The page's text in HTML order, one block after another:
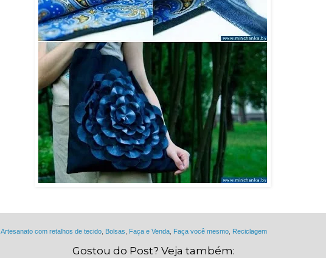
Artesanato com retalhos de tecido Bolsas Faça e Venda Faça você mesmo Reciclagem
Gostou do Post? Veja também: